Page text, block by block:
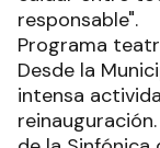
responsable".
Programa
Desde la
intensa